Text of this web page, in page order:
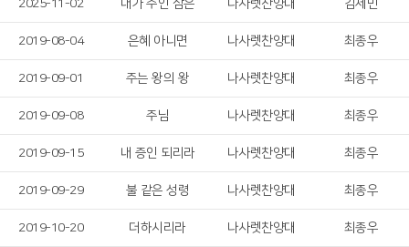
2025-11-02 내가 주인 삼은 나사렛찬양대 김세민
2019-08-04 은혜 아니면 나사렛찬양대 최종우
2019-09-01 주는 왕의 왕 나사렛찬양대 최종우
2019-09-08 주님 나사렛찬양대 최종우
2019-09-15 내 증인 되리라 나사렛찬양대 최종우
2019-09-29 불 같은 성령 나사렛찬양대 최종우
2019-10-20 더하시리라 나사렛찬양대 최종우